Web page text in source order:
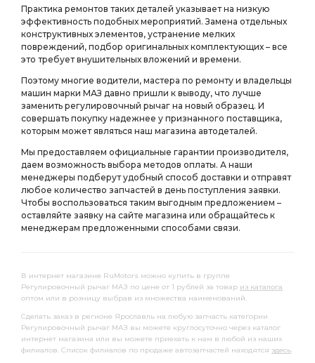
Практика ремонтов таких деталей указывает на низкую
эффективность подобных мероприятий. Замена отдельных
конструктивных элементов, устранение мелких
повреждений, подбор оригинальных комплектующих – все
это требует внушительных вложений и времени.
Поэтому многие водители, мастера по ремонту и владельцы
машин марки МАЗ давно пришли к выводу, что лучше
заменить регулировочный рычаг на новый образец. И
совершать покупку надежнее у признанного поставщика,
которым может являться наш магазина автодеталей.
Мы предоставляем официальные гарантии производителя,
даем возможность выбора методов оплаты. А наши
менеджеры подберут удобный способ доставки и отправят
любое количество запчастей в день поступления заявки.
Чтобы воспользоваться таким выгодным предложением –
оставляйте заявку на сайте магазина или обращайтесь к
менеджерам предложенными способами связи.
В интернет магазине RuMotors можно купить в группе
Регулировочный рычаг МАЗ по цене от 1 рублей за товар из каталога
оптом или в розницу выбрав из множества наименований.
Сделать заказ в регионе Ярославль на любую запчасть категории
Регулировочный рычаг МАЗ вы можете круглосуточно через каталог
интернет магазина или вы можете приехать к нам в любой из наших
филиалов. Список филиалов по продаже автозапчастей находятся здесь.